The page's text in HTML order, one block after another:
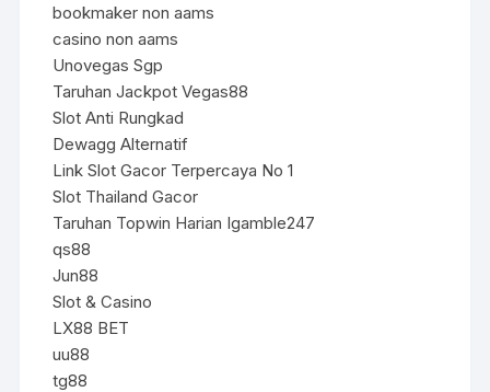
bookmaker non aams
casino non aams
Unovegas Sgp
Taruhan Jackpot Vegas88
Slot Anti Rungkad
Dewagg Alternatif
Link Slot Gacor Terpercaya No 1
Slot Thailand Gacor
Taruhan Topwin Harian Igamble247
qs88
Jun88
Slot & Casino
LX88 BET
uu88
tg88